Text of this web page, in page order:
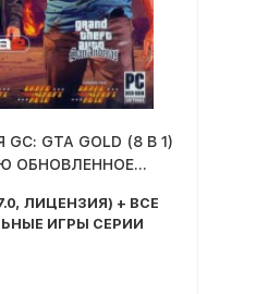
GTA GOLD (8 В 1)
ОБНОВЛЕННОЕ
ЛИЦЕНЗИЯ) + ВСЕ
ИГРЫ СЕРИИ